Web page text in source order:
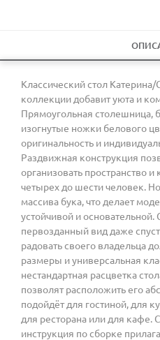
Классический стол
коллекции добавит уюта и
Прямоугольная столешница,
изогнутые ножки белового
оригинальность и
Раздвижная конструкция
организовать пространство
четырех до шести человек.
массива бука, что делает
устойчивой и основательной.
первозданный вид даже
радовать своего владельца
размеры и универсальная
нестандартная расцветка
позволят расположить его
подойдёт для гостиной, для
для ресторана или для кафе.
инструкция по сборке